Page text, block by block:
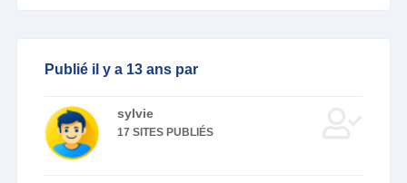
Publié il y a 13 ans par
sylvie
17 SITES PUBLIÉS